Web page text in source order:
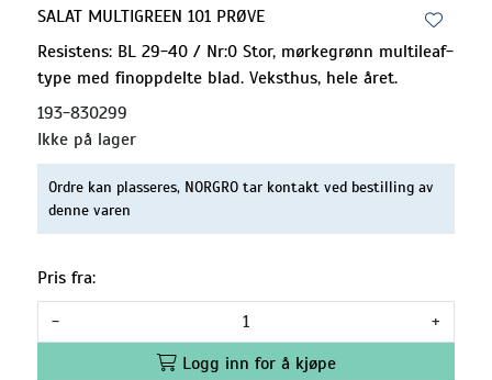
SALAT MULTIGREEN 101 PRØVE
Resistens: BL 29-40 / Nr:0 Stor, mørkegrønn multileaf-
type med finoppdelte blad. Veksthus, hele året.
193-830299
Ikke på lager
Ordre kan plasseres, NORGRO tar kontakt ved bestilling av
denne varen
Pris fra:
-
+
Logg inn for å kjøpe